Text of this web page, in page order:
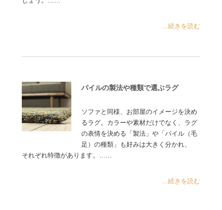
...続きを読む
パイルの製法や種類で選ぶラグ
ソファと同様、お部屋のイメージを決め
るラグ。カラーや素材だけでなく、ラグ
の表情を決める「製法」や「パイル（毛
足）の種類」も好みは大きく分かれ、
それぞれ特徴があります。……
...続きを読む